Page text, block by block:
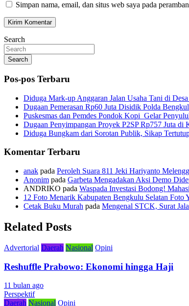
Simpan nama, email, dan situs web saya pada
Search
Search
Pos-pos Terbaru
Diduga Mark-up Anggaran Jalan Usaha Tani di
Dugaan Pemerasan Rp60 Juta Disidik Polda
Puskesmas dan Pemdes Pondok Kopi Gelar
Dugaan Penyimpangan Proyek P2SP Rp757 Juta
Diduga Bungkam dari Sorotan Publik, Sikap
Komentar Terbaru
anak pada Peroleh Suara 811 Jeki Hariyanto
Anonim pada Garbeta Mengadakan Aksi Demo
ANDRIKO pada Waspada Investasi Bodong!
12 Foto Menarik Kabupaten Bengkulu Selatan Foto
Cetak Buku Murah pada Mengenal STCK, Surat
Related Posts
Advertorial Daerah Nasional Opini
Reshuffle Prabowo: Ekonomi hingga Haji
11 bulan ago
Perspektif
Daerah Nasional Opini